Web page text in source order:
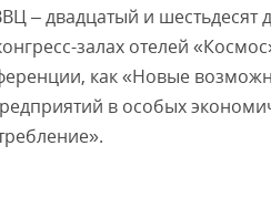
– двадцатый и
залах отелей
как «Новые
в особых